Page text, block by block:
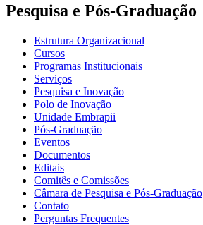
Pesquisa e Pós-Graduação
Estrutura Organizacional
Cursos
Programas Institucionais
Serviços
Pesquisa e Inovação
Polo de Inovação
Unidade Embrapii
Pós-Graduação
Eventos
Documentos
Editais
Comitês e Comissões
Câmara de Pesquisa e Pós-Graduação
Contato
Perguntas Frequentes